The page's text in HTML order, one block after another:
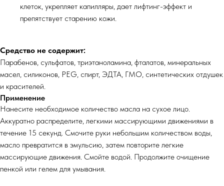
клеток, укрепляет капилляры, дает лифтинг-эффект и
препятствует старению кожи.
Средство не содержит:
Парабенов, сульфатов, триэтаноламина, фталатов, минеральных
масел, силиконов, PEG, спирт, ЭДТА, ГМО, синтетических отдушек
и красителей.
Применение
Нанесите необходимое количество масла на сухое лицо.
Аккуратно распределите, легкими массирующими движениями в
течение 15 секунд. Смочите руки небольшим количеством воды,
масло превратится в эмульсию, затем повторите легкие
массирующие движения. Смойте водой. Продолжите очищение
пенкой или гелем для умывания.